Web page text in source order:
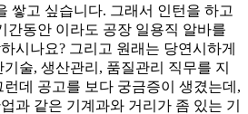
쌓고 싶습니다. 그래서 인턴을 하고
간동안 이라도 공장 일용직 알바를
시나요? 그리고 원래는 당연시하게
술, 생산관리, 품질관리 직무를 지
데 공고를 보다 궁금증이 생겼는데,
과 같은 기계과와 거리가 좀 있는 기